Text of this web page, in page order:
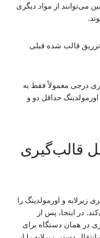
می‌توانند از مواد دیگری
قالب شده قبلی
درجی معمولاً فقط به
حداقل دو و
قالب‌گیری
و اورمولدینگ را
در اینجا، پس از
در همان دستگاه برای